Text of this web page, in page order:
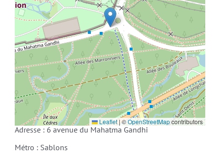
Leaflet |©OpenStreetMapcontributors
Adresse : 6 avenue du Mahatma Gandhi
Métro : Sablons